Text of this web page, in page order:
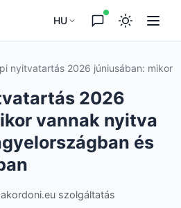
HU
nyitvatartás 2026 júniusában: mikor
2026
vannak nyitva
és
szolgáltatás